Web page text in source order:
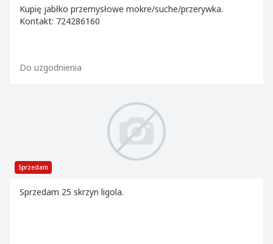
Kupię jabłko przemysłowe mokre/suche/przerywka.
Kontakt: 724286160
Do uzgodnienia
Sprzedam
Sprzedam 25 skrzyn ligola.